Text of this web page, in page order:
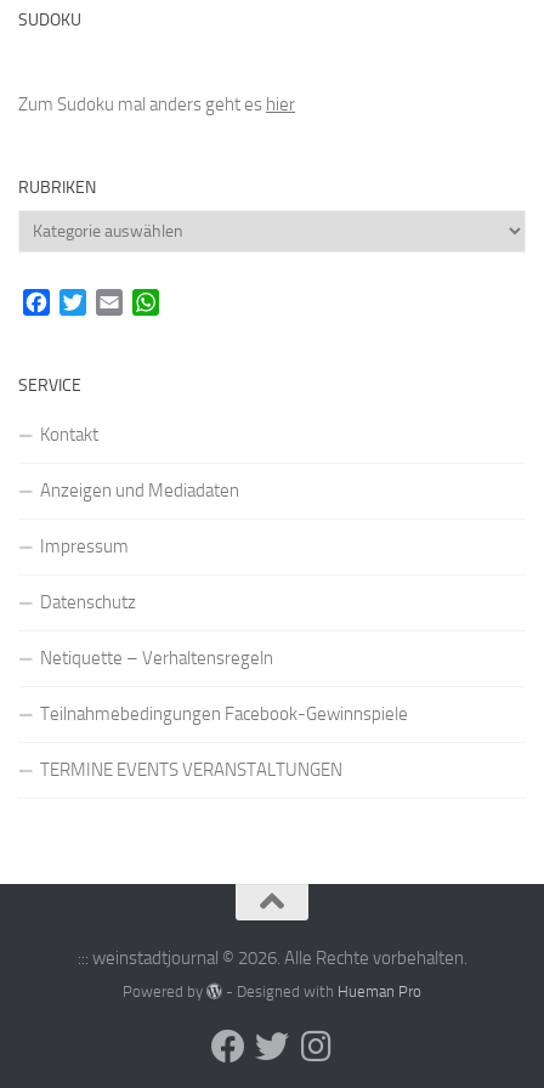
SUDOKU
Zum Sudoku mal anders geht es hier
RUBRIKEN
Rubriken
FacebookTwitterEmail
SERVICE
Kontakt
Anzeigen und Mediadaten
Impressum
Datenschutz
Netiquette – Verhaltensregeln
Teilnahmebedingungen Facebook-Gewinnspiele
TERMINE EVENTS VERANSTALTUNGEN
::: weinstadtjournal © 2026. Alle Rechte vorbehalten.
Powered by - Designed with Hueman Pro